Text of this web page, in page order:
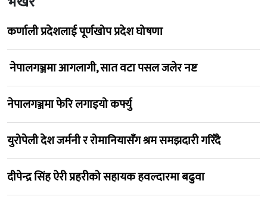
कर्णाली प्रदेशलाई पूर्णखोप प्रदेश घोषणा
नेपालगञ्जमा आगलागी, सात वटा पसल जलेर नष्ट
नेपालगञ्जमा फेरि लगाइयो कर्फ्यु
युरोपेली देश जर्मनी र रोमानियासँग श्रम समझदारी गरिँदै
दीपेन्द्र सिंह ऐरी प्रहरीको सहायक हवल्दारमा बढुवा